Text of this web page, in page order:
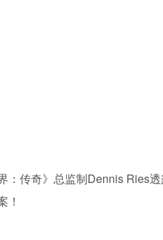
：传奇》总监制Dennis Ries
！